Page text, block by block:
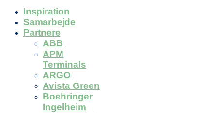
Inspiration
Samarbejde
Partnere
ABB
APM
Terminals
ARGO
Avista Green
Boehringer
Ingelheim